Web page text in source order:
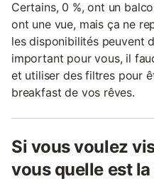
Certains, 0 %, ont un
ont une vue, mais ça ne
les disponibilités peuvent
important pour vous, il
et utiliser des filtres pour
breakfast de vos rêves.
Si vous voulez
vous quelle est